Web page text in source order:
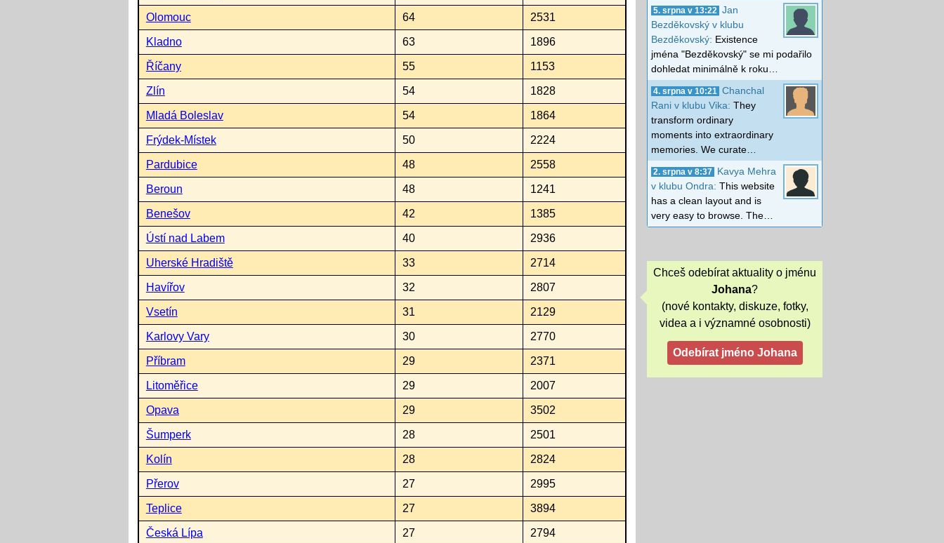
Olomouc 64 2531
Kladno 63 1896
Říčany 55 1153
Zlín 54 1828
Mladá Boleslav 54 1864
Frýdek-Místek 50 2224
Pardubice 48 2558
Beroun 48 1241
Benešov 42 1385
Ústí nad Labem 40 2936
Uherské Hradiště 33 2714
Havířov 32 2807
Vsetín 31 2129
Karlovy Vary 30 2770
Příbram 29 2371
Litoměřice 29 2007
Opava 29 3502
Šumperk 28 2501
Kolín 28 2824
Přerov 27 2995
Teplice 27 3894
Česká Lípa 27 2794
5. srpna v 13:22
Jan
Bezděkovský v klubu
Bezděkovský: Existence
jména "Bezděkovský" se mi podařilo
dohledat minimálně k roku…
4. srpna v 10:21
Chanchal
Rani v klubu Vika: They
transform ordinary
moments into extraordinary
memories. We curate…
2. srpna v 8:37
Kavya Mehra
v klubu Ondra: This website
has a clean layout and is
very easy to browse. The…
Chceš odebírat aktuality o jménu
Johana?
(nové kontakty, diskuze, fotky,
videa a i významné osobnosti)